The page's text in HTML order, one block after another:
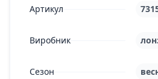
Артикул
Виробник
Сезон